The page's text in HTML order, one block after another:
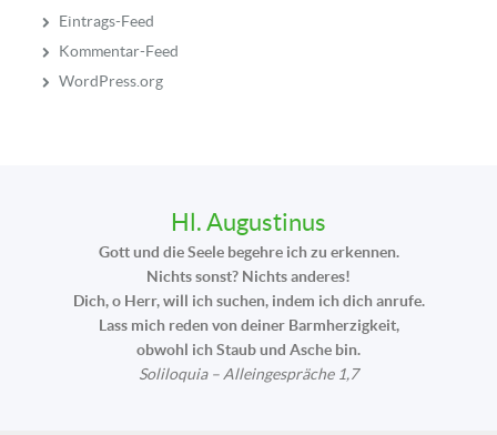
Eintrags-Feed
Kommentar-Feed
WordPress.org
Hl. Augustinus
Gott und die Seele begehre ich zu erkennen.
Nichts sonst? Nichts anderes!
Dich, o Herr, will ich suchen, indem ich dich anrufe.
Lass mich reden von deiner Barmherzigkeit,
obwohl ich Staub und Asche bin.
Soliloquia – Alleingespräche 1,7